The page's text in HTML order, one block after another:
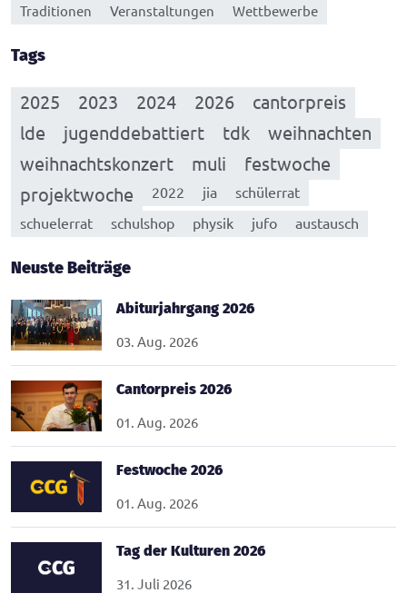
Traditionen
Veranstaltungen Wettbewerbe
Tags
2025 2023 2024 2026
cantorpreis
lde
jugenddebattiert tdk
weihnachten
weihnachtskonzert
muli
festwoche
projektwoche
2022 jia
schülerrat
schuelerrat
schulshop physik jufo austausch
Neuste Beiträge
Abiturjahrgang 2026
03. Aug. 2026
Cantorpreis 2026
01. Aug. 2026
Festwoche 2026
01. Aug. 2026
Tag der Kulturen 2026
31. Juli 2026